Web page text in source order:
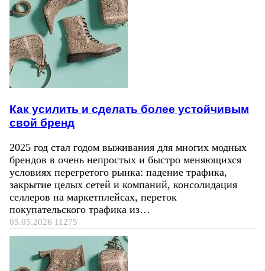
Как усилить и сделать более устойчивым
свой бренд
2025 год стал годом выживания для многих модных
брендов в очень непростых и быстро меняющихся
условиях перегретого рынка: падение трафика,
закрытие целых сетей и компаний, консолидация
селлеров на маркетплейсах, переток
покупательского трафика из…
05.05.2026 11275